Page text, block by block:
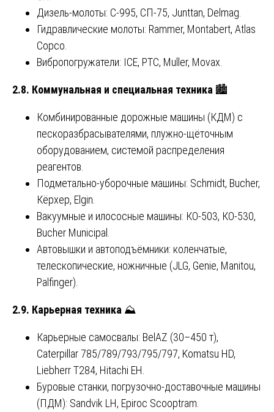
Дизель-молоты: С-995, СП-75, Junttan, Delmag.
Гидравлические молоты: Rammer, Montabert, Atlas
Copco.
Вибропогружатели: ICE, PTC, Muller, Movax.
2.8. Коммунальная и специальная техника 🏙️
Комбинированные дорожные машины (КДМ) с
пескоразбрасывателями, плужно-щёточным
оборудованием, системой распределения
реагентов.
Подметально-уборочные машины: Schmidt, Bucher,
Кёрхер, Elgin.
Вакуумные и илососные машины: КО-503, КО-530,
Bucher Municipal.
Автовышки и автоподъёмники: коленчатые,
телескопические, ножничные (JLG, Genie, Manitou,
Palfinger).
2.9. Карьерная техника ⛰️
Карьерные самосвалы: BelAZ (30–450 т),
Caterpillar 785/789/793/795/797, Komatsu HD,
Liebherr T284, Hitachi EH.
Буровые станки, погрузочно-доставочные машины
(ПДМ): Sandvik LH, Epiroc Scooptram.